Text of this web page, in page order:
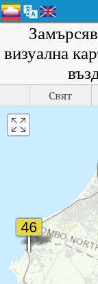
визуална
Свят